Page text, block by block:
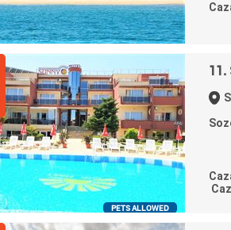
PETS ALLOWED
11.